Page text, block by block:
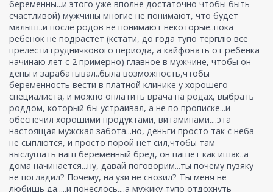
беременны...и этого уже вполне достаточно чтобы быть
счастливой) мужчины многие не понимают, что будет
малыш..и после родов не понимают некоторые..пока
ребенок не подрастет (кстати, до года тупо терплю все
прелести грудничкового периода, а кайфовать от ребенка
начинаю лет с 2 примерно) главное в мужчине, чтобы он
деньги зарабатывал..была возможность,чтобы
беременность вести в платной клинике у хорошего
специалиста, и можно оплатить врача на родах, выбрать
роддом, который бы устраивал, а не по прописке...и
обеспечил хорошими продуктами, витаминами....эта
настоящая мужская забота...но, деньги просто так с неба
не сыплются, и просто порой нет сил,чтобы там
выслушать наш беременный бред, он пашет как ишак..а
дома начинается...ну, давай поговорим...ты почему пузяку
не погладил? Почему, на узи не свозил? Ты меня не
любишь да.....и понеслось....а мужику тупо отдохнуть